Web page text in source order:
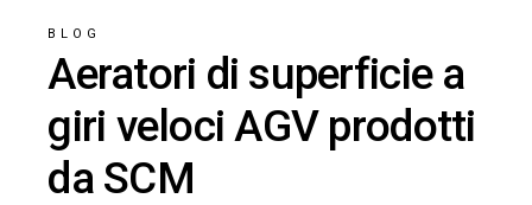
BLOG
Aeratori di superficie a
giri veloci AGV prodotti
da SCM